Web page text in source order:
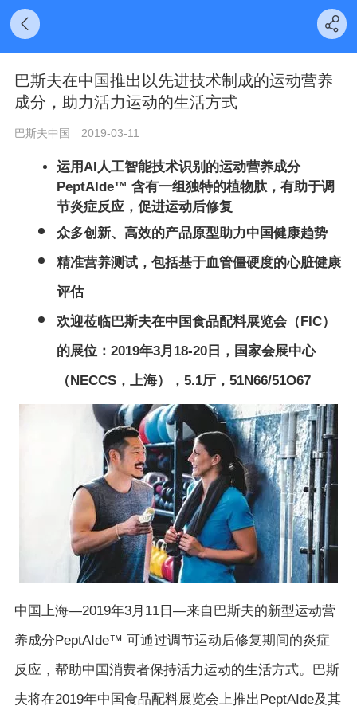
巴斯夫在中国推出以先进技术制成的运动营养
成分，助力活力运动的生活方式
巴斯夫中国 2019-03-11
运用AI人工智能技术识别的运动营养成分
PeptAIde™ 含有一组独特的植物肽，有助于调
节炎症反应，促进运动后修复
众多创新、高效的产品原型助力中国健康趋势
精准营养测试，包括基于血管僵硬度的心脏健康
评估
欢迎莅临巴斯夫在中国食品配料展览会（FIC）
的展位：2019年3月18-20日，国家会展中心
（NECCS，上海），5.1厅，51N66/51O67
中国上海—2019年3月11日—来自巴斯夫的新型运动营
养成分PeptAIde™ 可通过调节运动后修复期间的炎症
反应，帮助中国消费者保持活力运动的生活方式。巴斯
夫将在2019年中国食品配料展览会上推出PeptAIde及其